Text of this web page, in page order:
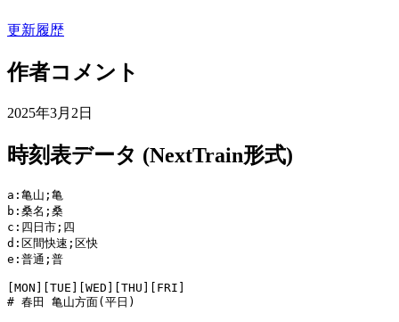
更新履歴
作者コメント
2025年3月2日
時刻表データ (NextTrain形式)
a:亀山;亀
b:桑名;桑
c:四日市;四
d:区間快速;区快
e:普通;普
[MON][TUE][WED][THU][FRI]
# 春田 亀山方面(平日)